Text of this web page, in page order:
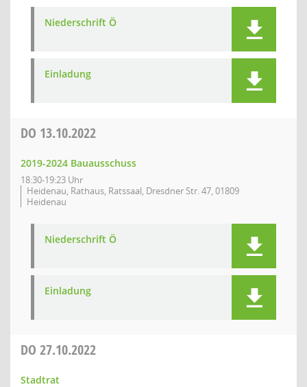
Niederschrift Ö
Einladung
DO 13.10.2022
2019-2024 Bauausschuss
18:30-19:23 Uhr
Heidenau, Rathaus, Ratssaal, Dresdner Str. 47, 01809
Heidenau
Niederschrift Ö
Einladung
DO 27.10.2022
Stadtrat